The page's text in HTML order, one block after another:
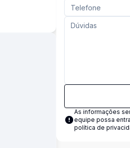
As informações
equipe possa
política de